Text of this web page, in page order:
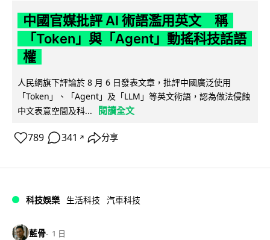
中國官媒批評 AI 術語濫用英文 稱
「Token」與「Agent」動搖科技話語
權
人民網旗下評論於 8 月 6 日發表文章，批評中國廣泛使用
「Token」、「Agent」及「LLM」等英文術語，認為做法侵蝕
中文表意空間及科...
閱讀全文
789 341 ↗ 分享
科技娛樂 生活科技 汽車科技
藍骨 1 日